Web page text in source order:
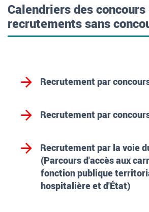
Calendriers des
recrutements sans
Recrutement par
Recrutement par
Recrutement par la voie
(Parcours d'accès aux
fonction publique
hospitalière et d'État)